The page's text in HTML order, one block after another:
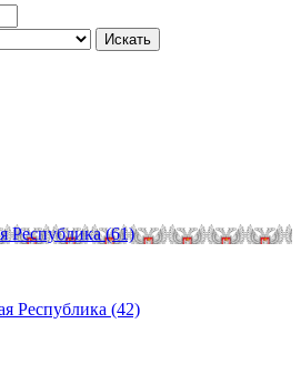
Искать
Республика (61)
Республика (42)